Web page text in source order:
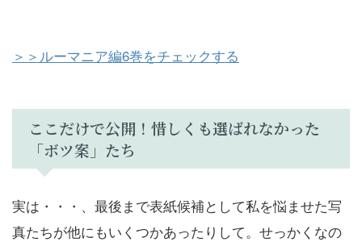
＞＞ルーマニア編6巻をチェックする
ここだけで公開！惜しくも選ばれなかった
「ボツ案」たち
実は・・・、最後まで表紙候補として私を悩ませた写
真たちが他にもいくつかあったりして。せっかくなの